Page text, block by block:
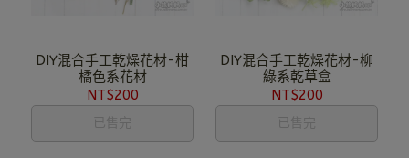
DIY混合手工乾燥花材-柑
橘色系花材
NT$200
已售完
DIY混合手工乾燥花材-柳
綠系乾草盒
NT$200
已售完